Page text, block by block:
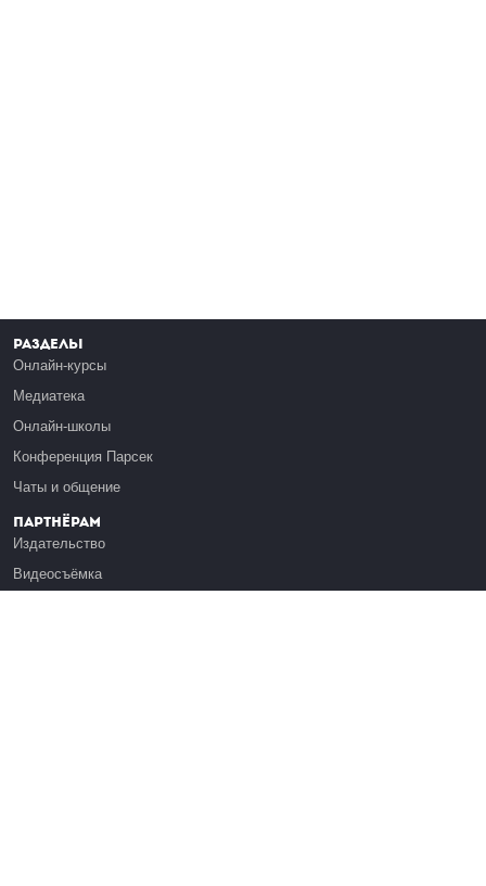
Разделы
Онлайн-курсы
Медиатека
Онлайн-школы
Конференция Парсек
Чаты и общение
Партнёрам
Издательство
Видеосъёмка